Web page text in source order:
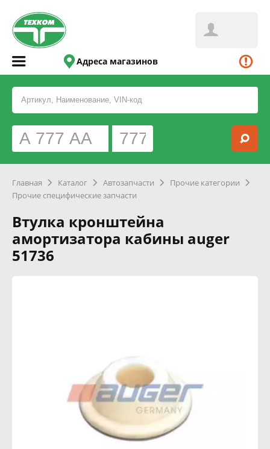
Адреса магазинов
Главная Каталог Автозапчасти
Прочие категории
Прочие специфические запчасти
Втулка кронштейна
амортизатора кабины auger
51736